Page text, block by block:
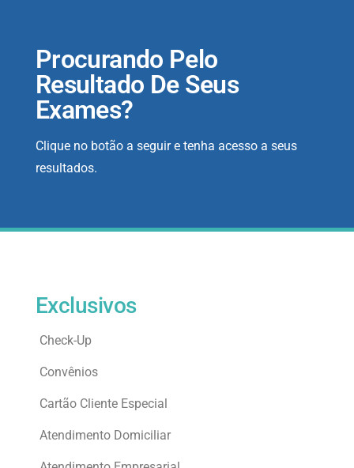
Procurando Pelo
Resultado De Seus
Exames?
Clique no botão a seguir e tenha acesso a seus
resultados.
Exclusivos
Check-Up
Convênios
Cartão Cliente Especial
Atendimento Domiciliar